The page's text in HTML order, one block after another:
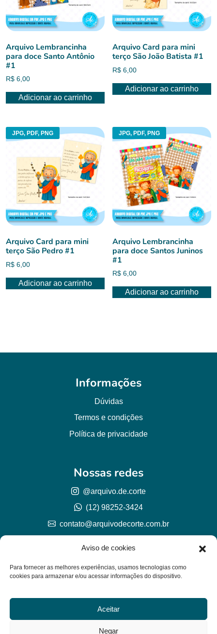
Aviso de cookies
Para fornecer as melhores experiências, usamos tecnologias como
cookies para armazenar e/ou acessar informações do dispositivo.
Aceitar
Negar
Arquivo Lembrancinha
para doce Santo Antônio
#1
R$ 6,00
Adicionar ao carrinho
Arquivo Card para mini
terço São João Batista #1
R$ 6,00
Adicionar ao carrinho
JPG, PDF, PNG
Arquivo Card para mini
terço São Pedro #1
R$ 6,00
Adicionar ao carrinho
JPG, PDF, PNG
Arquivo Lembrancinha
para doce Santos Juninos
#1
R$ 6,00
Adicionar ao carrinho
Informações
Dúvidas
Termos e condições
Política de privacidade
© Arquivo de corte 2026
CNPJ 57.978.789/0001-77
Nossas redes
@arquivo.de.corte
(12) 98252-3424
contato@arquivodecorte.com.br